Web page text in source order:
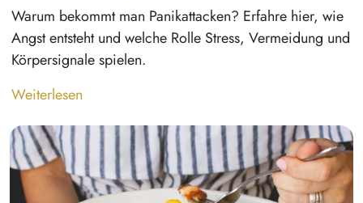
Warum bekommt man Panikattacken? Erfahre hier, wie
Angst entsteht und welche Rolle Stress, Vermeidung und
Körpersignale spielen.
Weiterlesen